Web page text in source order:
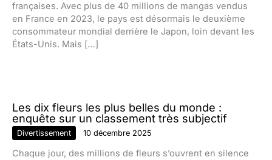
françaises. Avec plus de 40 millions de mangas vendus
en France en 2023, le pays est désormais le deuxième
consommateur mondial derrière le Japon, loin devant les
États-Unis. Mais […]
Les dix fleurs les plus belles du monde :
enquête sur un classement très subjectif
Divertissement 10 décembre 2025
Chaque jour, des millions de fleurs s’ouvrent en silence